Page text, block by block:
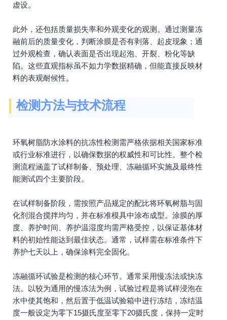
虚设。
此外，还包括质量损失率和外观变化的观测。通过测量冻
融前后的质量变化，判断涂膜是否有剥落、起皮现象；通
过外观检查，确认表面是否出现起泡、开裂、粉化等缺
陷。这些直观指标虽不如力学数据精确，但能直接反映材
料的表观耐候性。
检测方法与技术流程
环氧树脂防水涂料的抗冻性检测需严格依据相关国家标准
或行业标准进行，以确保数据的权威性和可比性。整个检
测流程涵盖了试样制备、预处理、冻融循环实施及最终性
能测试四个主要阶段。
在试样制备阶段，需按照产品规定的配比将环氧树脂与固
化剂混合搅拌均匀，并在标准模具中涂布成型。涂膜的厚
度、养护时间、养护温湿度均需严格受控，以保证基体材
料的初始性能达到最佳状态。通常，试样需在标准条件下
养护七天以上，确保涂料完全固化。
冻融循环试验是检测的核心环节。通常采用慢冻法或快冻
法。以较为通用的慢冻法为例，试验过程是将试样浸泡在
水中使其饱和，然后置于低温试验箱中进行冻结，冻结温
度一般设定为零下15摄氏度至零下20摄氏度，保持一定时